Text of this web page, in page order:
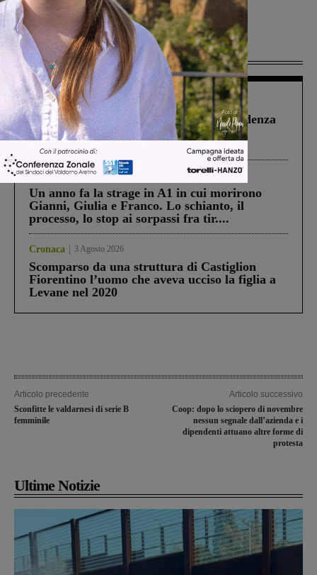
Più lette
Figline Incisa Valdarno 1 Agosto 2026
Piscina di Figline finanziata oltre la scadenza
Pnrr, il gruppo di Fratelli d’Italia: “Un
ringraziamento al Governo”
Cronaca 4 Agosto 2026
Un anno fa la strage in A1 in cui morirono
Gianni, Giulia e Franco. Lo schianto, il
processo, lo stop ai sorpassi fra tir....
Cronaca 3 Agosto 2026
Scomparso da una struttura di Castiglion
Fiorentino l’uomo che aveva ucciso la figlia a
Levane nel 2020
Articolo precedente
Sconfitte le valdarnesi di serie B
femminile
Articolo successivo
Coop: dopo lo sciopero di novembre
nessun segnale dall’azienda e i
dipendenti attuano altre forme di
protesta
Ultime Notizie